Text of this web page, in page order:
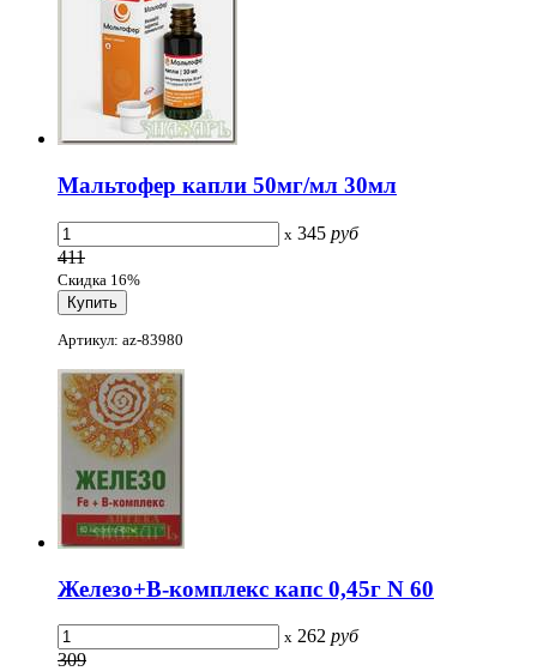
Мальтофер капли 50мг/мл 30мл
x 345 руб
411
Скидка 16%
Артикул: az-83980
Железо+В-комплекс капс 0,45г N 60
x 262 руб
309